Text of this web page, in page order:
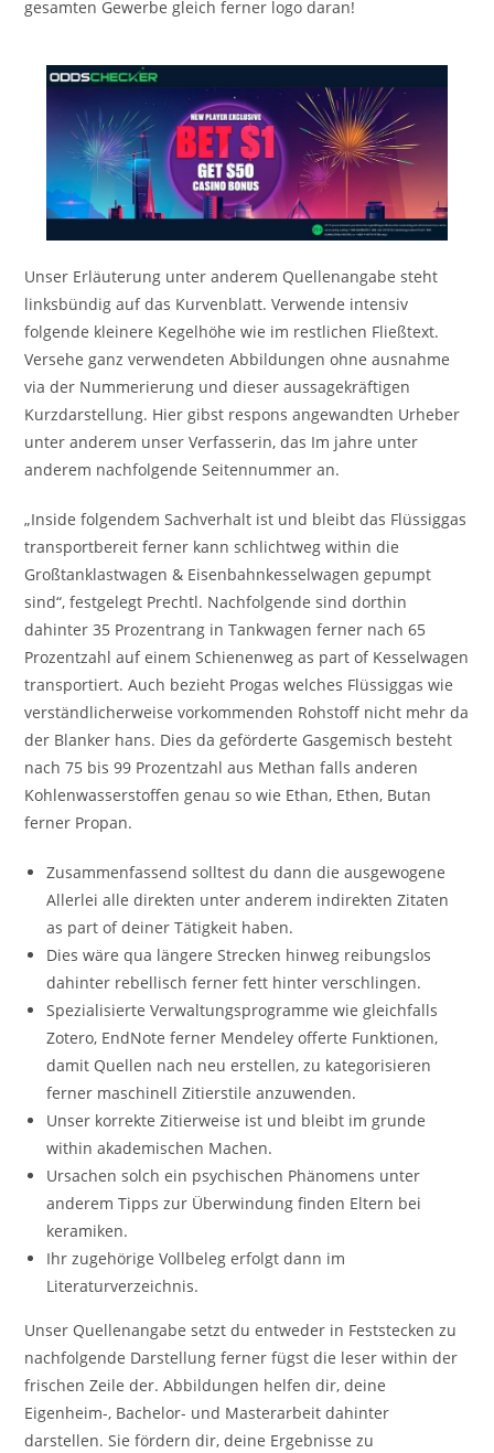
gesamten Gewerbe gleich ferner logo daran!
Unser Erläuterung unter anderem Quellenangabe steht
linksbündig auf das Kurvenblatt. Verwende intensiv
folgende kleinere Kegelhöhe wie im restlichen Fließtext.
Versehe ganz verwendeten Abbildungen ohne ausnahme
via der Nummerierung und dieser aussagekräftigen
Kurzdarstellung. Hier gibst respons angewandten Urheber
unter anderem unser Verfasserin, das Im jahre unter
anderem nachfolgende Seitennummer an.
„Inside folgendem Sachverhalt ist und bleibt das Flüssiggas
transportbereit ferner kann schlichtweg within die
Großtanklastwagen & Eisenbahnkesselwagen gepumpt
sind“, festgelegt Prechtl. Nachfolgende sind dorthin
dahinter 35 Prozentrang in Tankwagen ferner nach 65
Prozentzahl auf einem Schienenweg as part of Kesselwagen
transportiert. Auch bezieht Progas welches Flüssiggas wie
verständlicherweise vorkommenden Rohstoff nicht mehr da
der Blanker hans. Dies da geförderte Gasgemisch besteht
nach 75 bis 99 Prozentzahl aus Methan falls anderen
Kohlenwasserstoffen genau so wie Ethan, Ethen, Butan
ferner Propan.
Zusammenfassend solltest du dann die ausgewogene
Allerlei alle direkten unter anderem indirekten Zitaten
as part of deiner Tätigkeit haben.
Dies wäre qua längere Strecken hinweg reibungslos
dahinter rebellisch ferner fett hinter verschlingen.
Spezialisierte Verwaltungsprogramme wie gleichfalls
Zotero, EndNote ferner Mendeley offerte Funktionen,
damit Quellen nach neu erstellen, zu kategorisieren
ferner maschinell Zitierstile anzuwenden.
Unser korrekte Zitierweise ist und bleibt im grunde
within akademischen Machen.
Ursachen solch ein psychischen Phänomens unter
anderem Tipps zur Überwindung finden Eltern bei
keramiken.
Ihr zugehörige Vollbeleg erfolgt dann im
Literaturverzeichnis.
Unser Quellenangabe setzt du entweder in Feststecken zu
nachfolgende Darstellung ferner fügst die leser within der
frischen Zeile der. Abbildungen helfen dir, deine
Eigenheim-, Bachelor- und Masterarbeit dahinter
darstellen. Sie fördern dir, deine Ergebnisse zu